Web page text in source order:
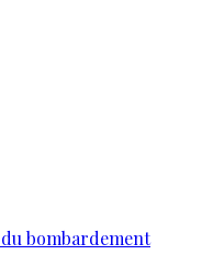
bombardement